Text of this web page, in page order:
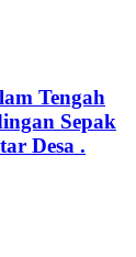
Tengah
Sepak
Desa .